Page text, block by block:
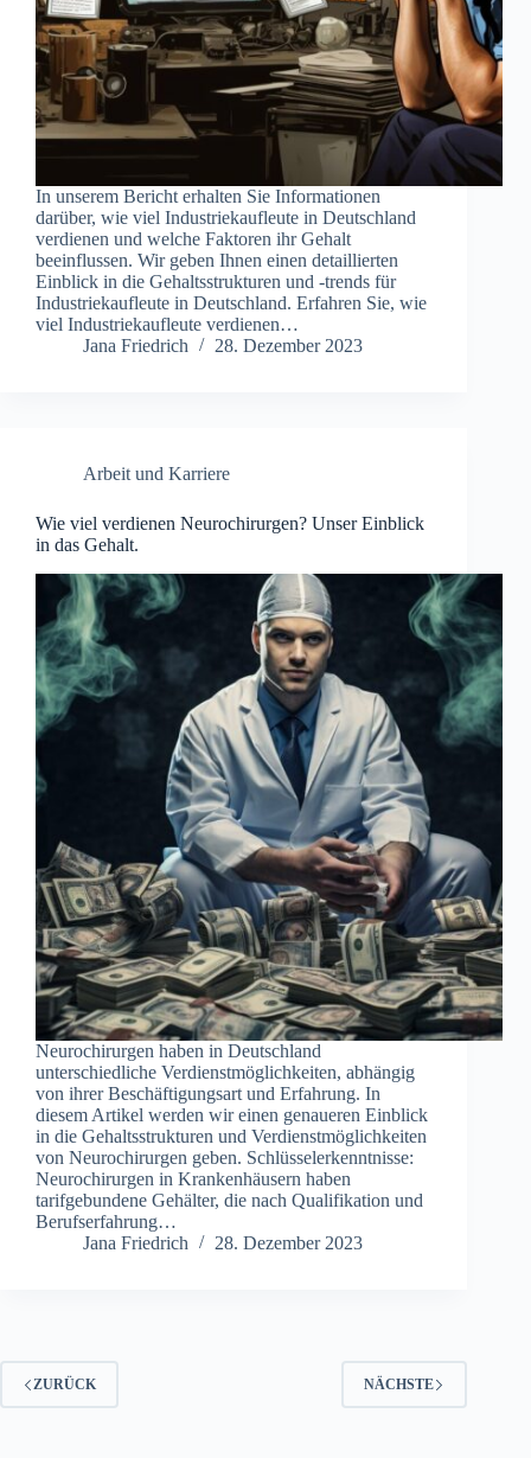
In unserem Bericht erhalten Sie Informationen
darüber, wie viel Industriekaufleute in Deutschland
verdienen und welche Faktoren ihr Gehalt
beeinflussen. Wir geben Ihnen einen detaillierten
Einblick in die Gehaltsstrukturen und -trends für
Industriekaufleute in Deutschland. Erfahren Sie, wie
viel Industriekaufleute verdienen…
Jana Friedrich
28. Dezember 2023
Arbeit und Karriere
Wie viel verdienen Neurochirurgen? Unser Einblick
in das Gehalt.
Neurochirurgen haben in Deutschland
unterschiedliche Verdienstmöglichkeiten, abhängig
von ihrer Beschäftigungsart und Erfahrung. In
diesem Artikel werden wir einen genaueren Einblick
in die Gehaltsstrukturen und Verdienstmöglichkeiten
von Neurochirurgen geben. Schlüsselerkenntnisse:
Neurochirurgen in Krankenhäusern haben
tarifgebundene Gehälter, die nach Qualifikation und
Berufserfahrung…
Jana Friedrich
28. Dezember 2023
ZURÜCK NÄCHSTE